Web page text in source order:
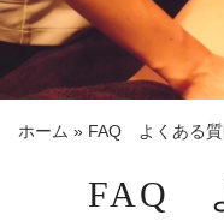
ホーム » FAQ よくある質
FAQ